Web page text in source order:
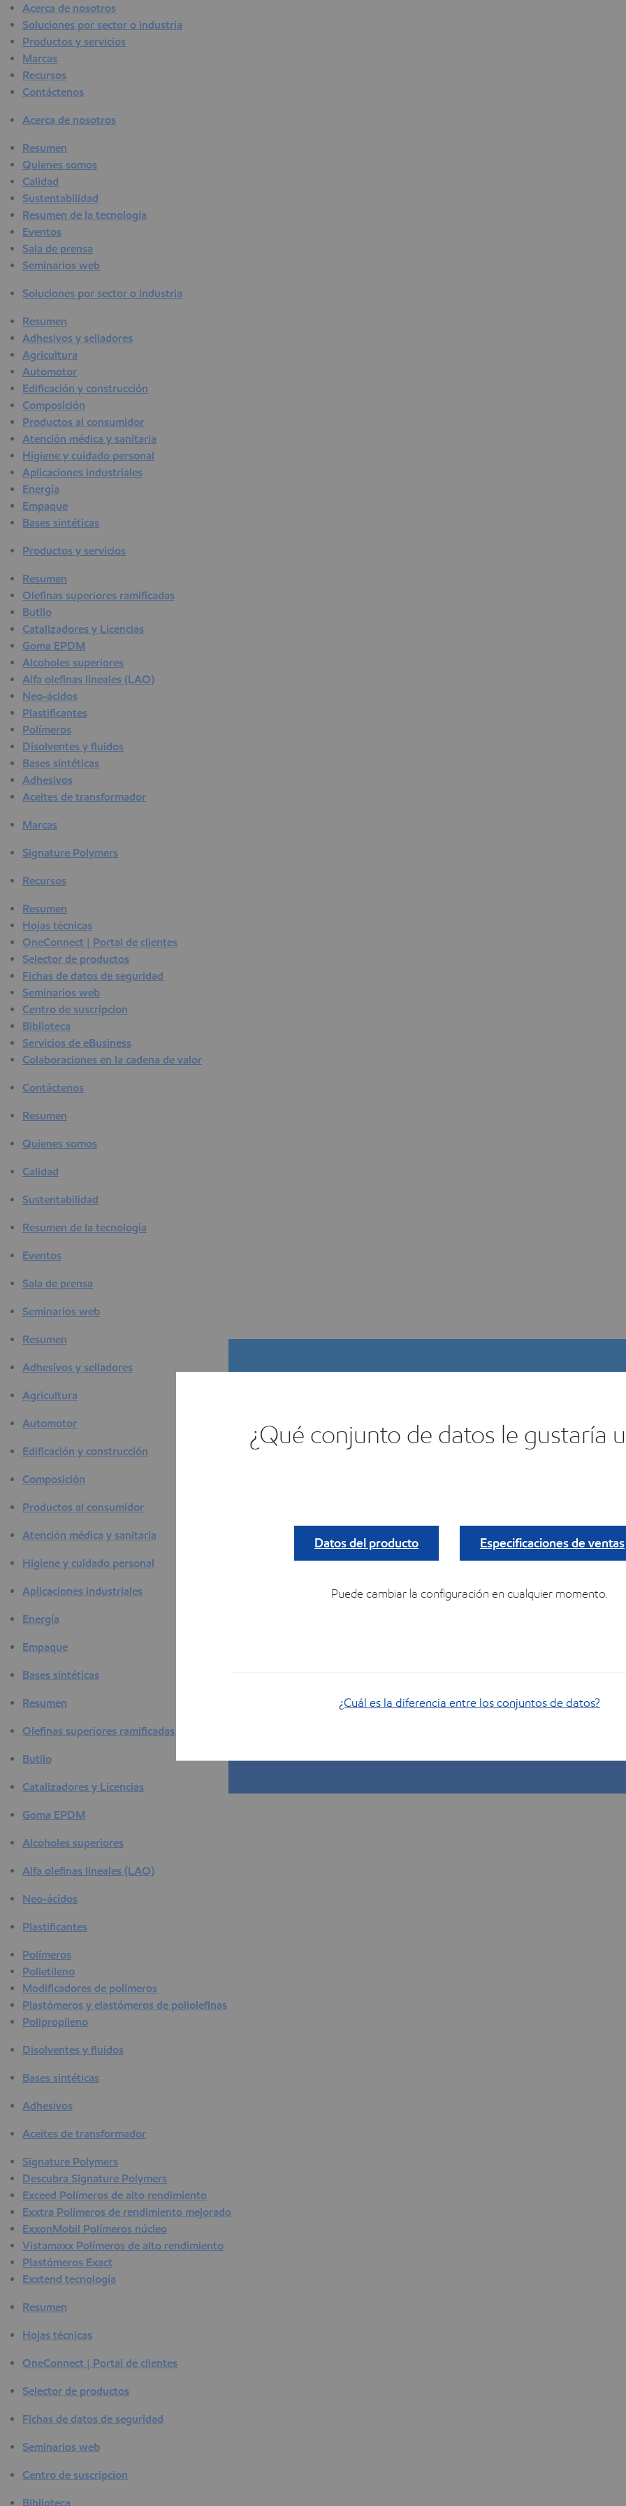
Acerca de nosotros
Soluciones por sector o industria
Productos y servicios
Marcas
Recursos
Contáctenos
Acerca de nosotros
Resumen
Quienes somos
Calidad
Sustentabilidad
Resumen de la tecnología
Eventos
Sala de prensa
Seminarios web
Soluciones por sector o industria
Resumen
Adhesivos y selladores
Agricultura
Automotor
Edificación y construcción
Composición
Productos al consumidor
Atención médica y sanitaria
Higiene y cuidado personal
Aplicaciones industriales
Energía
Empaque
Bases sintéticas
Productos y servicios
Resumen
Olefinas superiores ramificadas
Butilo
Catalizadores y Licencias
Goma EPDM
Alcoholes superiores
Alfa olefinas lineales (LAO)
Neo-ácidos
Plastificantes
Polímeros
Disolventes y fluidos
Bases sintéticas
Adhesivos
Aceites de transformador
Marcas
Signature Polymers
Recursos
Resumen
Hojas técnicas
OneConnect | Portal de clientes
Selector de productos
Fichas de datos de seguridad
Seminarios web
Centro de suscripcion
Biblioteca
Servicios de eBusiness
Colaboraciones en la cadena de valor
Contáctenos
Resumen
Quienes somos
Calidad
Sustentabilidad
Resumen de la tecnología
Eventos
Sala de prensa
Seminarios web
Resumen
Adhesivos y selladores
Agricultura
Automotor
Edificación y construcción
Composición
Productos al consumidor
Atención médica y sanitaria
Higiene y cuidado personal
Aplicaciones industriales
Energía
Empaque
Bases sintéticas
Resumen
Olefinas superiores ramificadas
Butilo
Catalizadores y Licencias
Goma EPDM
Alcoholes superiores
Alfa olefinas lineales (LAO)
Neo-ácidos
Plastificantes
Polímeros
Polietileno
Modificadores de polímeros
Plastómeros y elastómeros de poliolefinas
Polipropileno
Disolventes y fluidos
Bases sintéticas
Adhesivos
Aceites de transformador
Signature Polymers
Descubra Signature Polymers
Exceed Polímeros de alto rendimiento
Exxtra Polímeros de rendimiento mejorado
ExxonMobil Polímeros núcleo
Vistamaxx Polímeros de alto rendimiento
Plastómeros Exact
Exxtend tecnología
Resumen
Hojas técnicas
OneConnect | Portal de clientes
Selector de productos
Fichas de datos de seguridad
Seminarios web
Centro de suscripcion
Biblioteca
Encuentra tu
ajuste.
Muéstrame cómo
¿Qué conjunto de datos le gustaría
Datos del producto Especificaciones de ventas
Puede cambiar la configuración en cualquier momento.
¿Cuál es la diferencia entre los conjuntos de datos?